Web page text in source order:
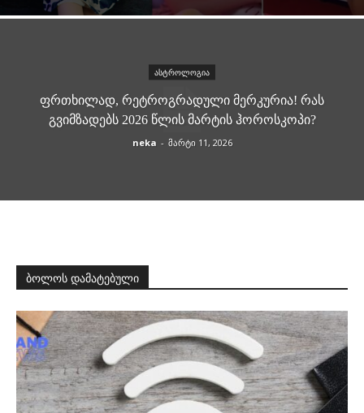
ᲐᲡᲢᲠᲝᲚᲝᲒᲘᲐ
ᲤᲠᲗᲮᲘᲚᲐᲓ, ᲠᲔᲢᲠᲝᲒᲠᲐᲓᲣᲚᲘ ᲛᲔᲠᲙᲣᲠᲘᲐ! ᲠᲐᲡ
ᲒᲕᲘᲛᲖᲐᲓᲔᲑᲡ 2026 ᲬᲚᲘᲡ ᲛᲐᲠᲢᲘᲡ ᲰᲝᲠᲝᲡᲙᲝᲞᲘ?
neka - მარტი 11, 2026
ბოლოს დამატებული